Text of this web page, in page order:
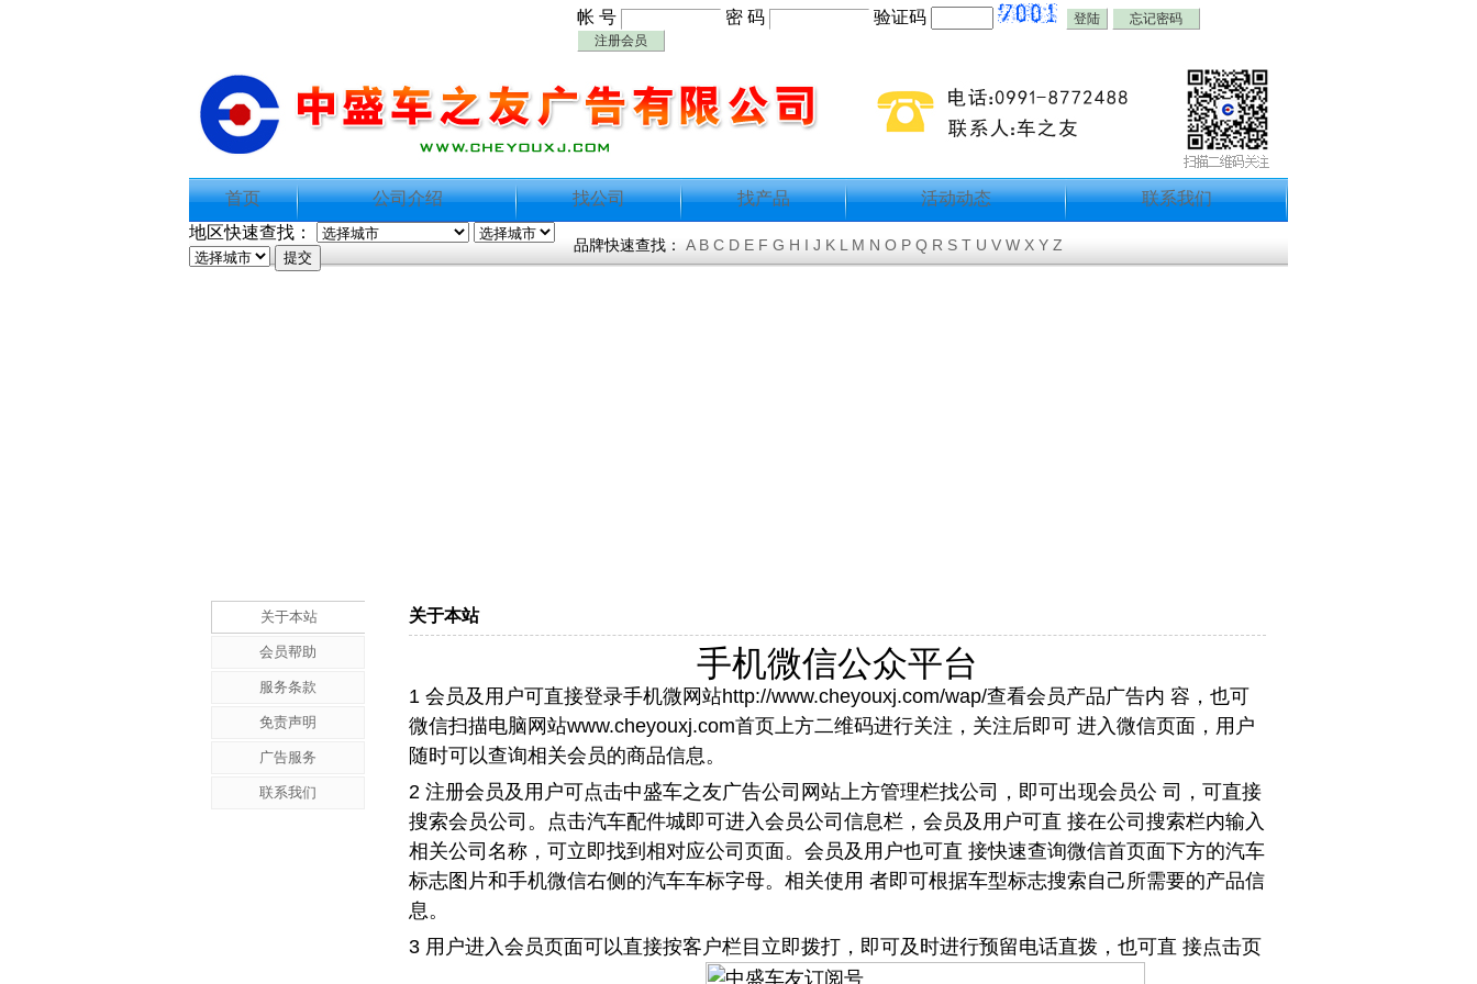
帐 号 密 码 验证码
忘记密码
注册会员
首页 公司介绍 找公司 找产品 活动动态
联系我们
地区快速查找：
品牌快速查找： A B C D E F G H I J K L M N O P Q R S T U V W X Y Z
关于本站
会员帮助
服务条款
免责声明
广告服务
联系我们
关于本站
手机微信公众平台
1 会员及用户可直接登录手机微网站http://www.cheyouxj.com/wap/查看会员产品广告内 容，也可
微信扫描电脑网站www.cheyouxj.com首页上方二维码进行关注，关注后即可 进入微信页面，用户
随时可以查询相关会员的商品信息。
2 注册会员及用户可点击中盛车之友广告公司网站上方管理栏找公司，即可出现会员公 司，可直接
搜索会员公司。点击汽车配件城即可进入会员公司信息栏，会员及用户可直 接在公司搜索栏内输入
相关公司名称，可立即找到相对应公司页面。会员及用户也可直 接快速查询微信首页面下方的汽车
标志图片和手机微信右侧的汽车车标字母。相关使用 者即可根据车型标志搜索自己所需要的产品信
息。
3 用户进入会员页面可以直接按客户栏目立即拨打，即可及时进行预留电话直拨，也可直 接点击页